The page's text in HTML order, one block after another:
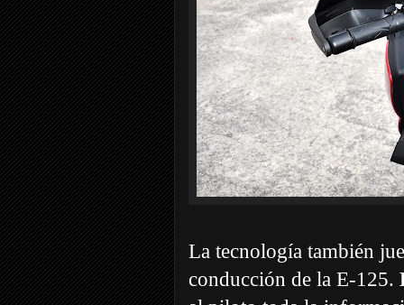
La tecnología también
conducción de la E-125.